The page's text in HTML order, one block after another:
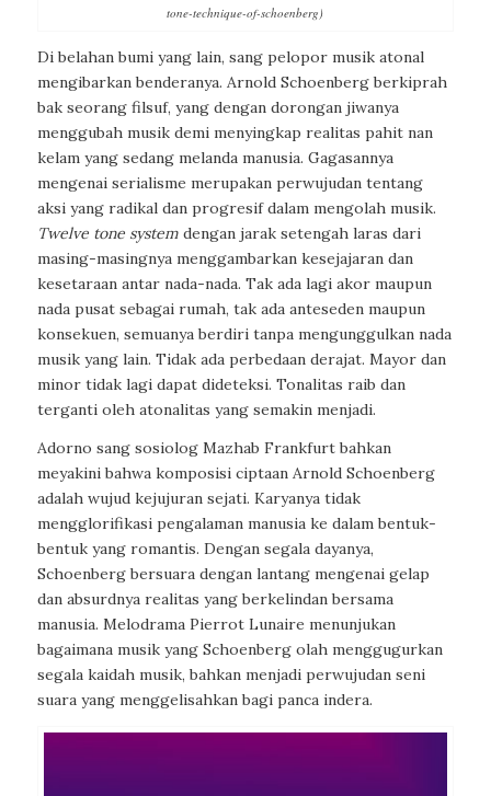
tone-technique-of-schoenberg)
Di belahan bumi yang lain, sang pelopor musik atonal
mengibarkan benderanya. Arnold Schoenberg berkiprah
bak seorang filsuf, yang dengan dorongan jiwanya
menggubah musik demi menyingkap realitas pahit nan
kelam yang sedang melanda manusia. Gagasannya
mengenai serialisme merupakan perwujudan tentang
aksi yang radikal dan progresif dalam mengolah musik.
Twelve tone systemdengan jarak setengah laras dari
masing-masingnya menggambarkan kesejajaran dan
kesetaraan antar nada-nada. Tak ada lagi akor maupun
nada pusat sebagai rumah, tak ada anteseden maupun
konsekuen, semuanya berdiri tanpa mengunggulkan nada
musik yang lain. Tidak ada perbedaan derajat. Mayor dan
minor tidak lagi dapat dideteksi. Tonalitas raib dan
terganti oleh atonalitas yang semakin menjadi.
Adorno sang sosiolog Mazhab Frankfurt bahkan
meyakini bahwa komposisi ciptaan Arnold Schoenberg
adalah wujud kejujuran sejati. Karyanya tidak
mengglorifikasi pengalaman manusia ke dalam bentuk-
bentuk yang romantis. Dengan segala dayanya,
Schoenberg bersuara dengan lantang mengenai gelap
dan absurdnya realitas yang berkelindan bersama
manusia. Melodrama Pierrot Lunaire menunjukan
bagaimana musik yang Schoenberg olah menggugurkan
segala kaidah musik, bahkan menjadi perwujudan seni
suara yang menggelisahkan bagi panca indera.